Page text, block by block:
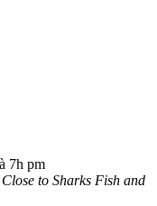
7h pm
to Sharks Fish and